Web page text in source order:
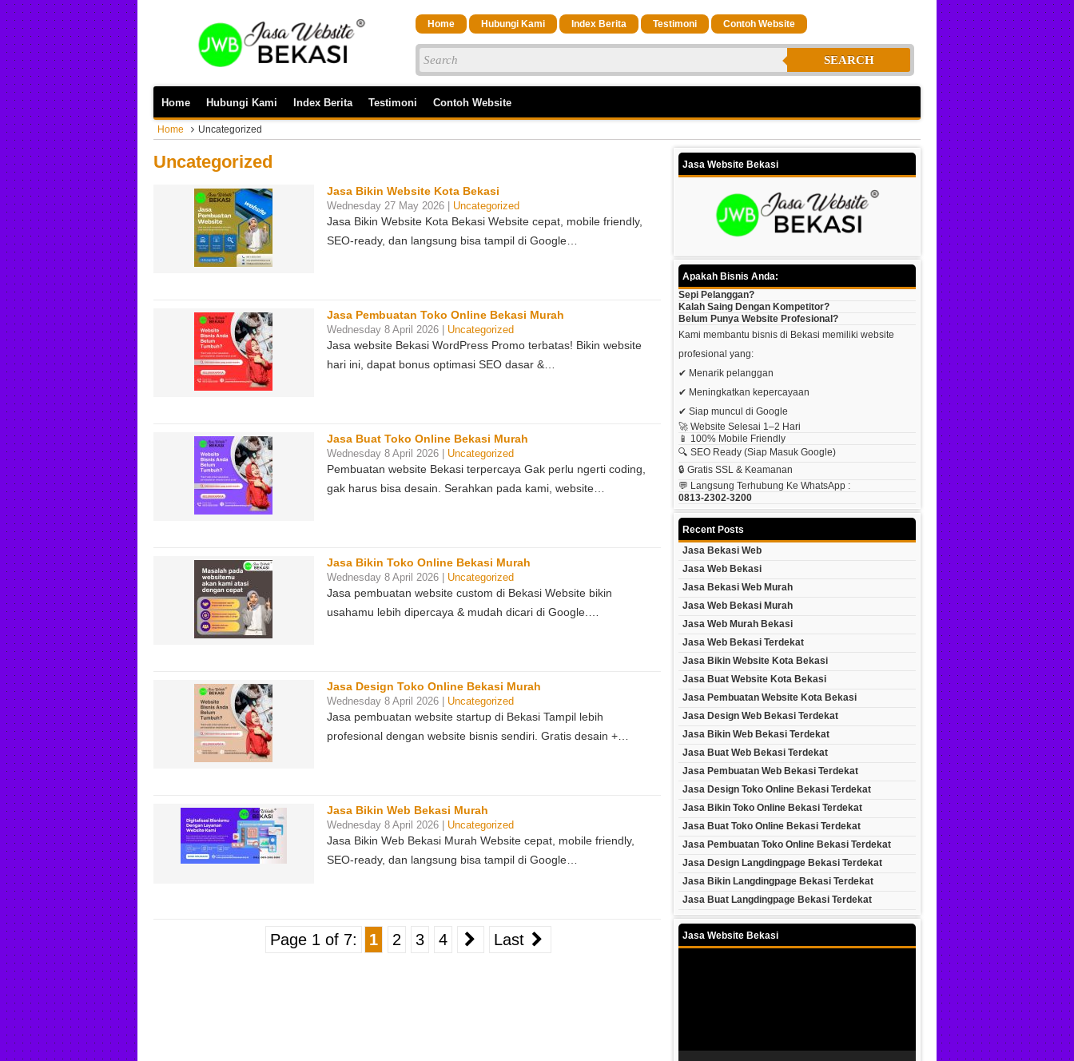
Home Hubungi Kami Index Berita Testimoni Contoh Website
SEARCH
Home Hubungi Kami Index Berita Testimoni Contoh Website
Home Uncategorized
Uncategorized
Jasa Bikin Website Kota Bekasi
Wednesday 27 May 2026 | Uncategorized
Jasa Bikin Website Kota Bekasi Website cepat, mobile friendly,
SEO-ready, dan langsung bisa tampil di Google…
Jasa Pembuatan Toko Online Bekasi Murah
Wednesday 8 April 2026 | Uncategorized
Jasa website Bekasi WordPress Promo terbatas! Bikin website
hari ini, dapat bonus optimasi SEO dasar &…
Jasa Buat Toko Online Bekasi Murah
Wednesday 8 April 2026 | Uncategorized
Pembuatan website Bekasi terpercaya Gak perlu ngerti coding,
gak harus bisa desain. Serahkan pada kami, website…
Jasa Bikin Toko Online Bekasi Murah
Wednesday 8 April 2026 | Uncategorized
Jasa pembuatan website custom di Bekasi Website bikin
usahamu lebih dipercaya & mudah dicari di Google.…
Jasa Design Toko Online Bekasi Murah
Wednesday 8 April 2026 | Uncategorized
Jasa pembuatan website startup di Bekasi Tampil lebih
profesional dengan website bisnis sendiri. Gratis desain +…
Jasa Bikin Web Bekasi Murah
Wednesday 8 April 2026 | Uncategorized
Jasa Bikin Web Bekasi Murah Website cepat, mobile friendly,
SEO-ready, dan langsung bisa tampil di Google…
Page 1 of 7: 1 2 3 4 Last
Jasa Website Bekasi
Apakah Bisnis Anda:
Sepi Pelanggan?
Kalah Saing Dengan Kompetitor?
Belum Punya Website Profesional?
Kami membantu bisnis di Bekasi memiliki website
profesional yang:
✔ Menarik pelanggan
✔ Meningkatkan kepercayaan
✔ Siap muncul di Google
🚀 Website Selesai 1–2 Hari
📱 100% Mobile Friendly
🔍 SEO Ready (siap Masuk Google)
🔒 Gratis SSL & Keamanan
💬 Langsung Terhubung Ke WhatsApp :
0813-2302-3200
Recent Posts
Jasa Bekasi Web
Jasa Web Bekasi
Jasa Bekasi Web Murah
Jasa Web Bekasi Murah
Jasa Web Murah Bekasi
Jasa Web Bekasi Terdekat
Jasa Bikin Website Kota Bekasi
Jasa Buat Website Kota Bekasi
Jasa Pembuatan Website Kota Bekasi
Jasa Design Web Bekasi Terdekat
Jasa Bikin Web Bekasi Terdekat
Jasa Buat Web Bekasi Terdekat
Jasa Pembuatan Web Bekasi Terdekat
Jasa Design Toko Online Bekasi Terdekat
Jasa Bikin Toko Online Bekasi Terdekat
Jasa Buat Toko Online Bekasi Terdekat
Jasa Pembuatan Toko Online Bekasi Terdekat
Jasa Design Langdingpage Bekasi Terdekat
Jasa Bikin Langdingpage Bekasi Terdekat
Jasa Buat Langdingpage Bekasi Terdekat
Jasa Website Bekasi